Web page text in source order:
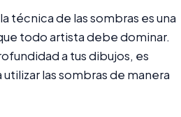
técnica de las sombras es una
todo artista debe dominar.
a tus dibujos, es
las sombras de manera